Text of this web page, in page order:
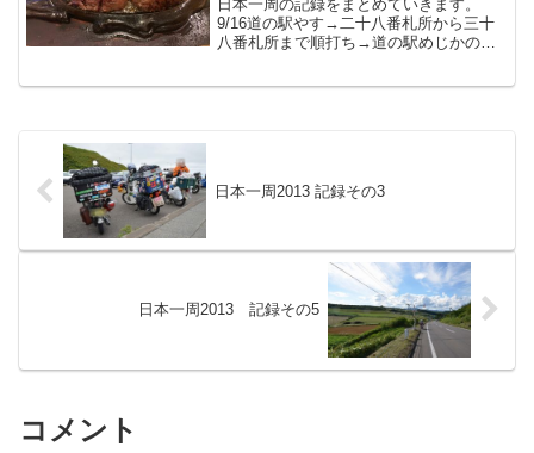
日本一周の記録をまとめていきます。
9/16道の駅やす→二十八番札所から三十
八番札所まで順打ち→道の駅めじかの里
日本一周2013 記録その3
日本一周2013 記録その5
コメント